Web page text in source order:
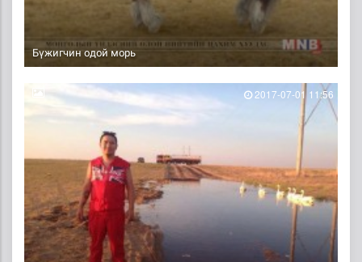
Бүжигчин одой морь
2017-07-01 11:56